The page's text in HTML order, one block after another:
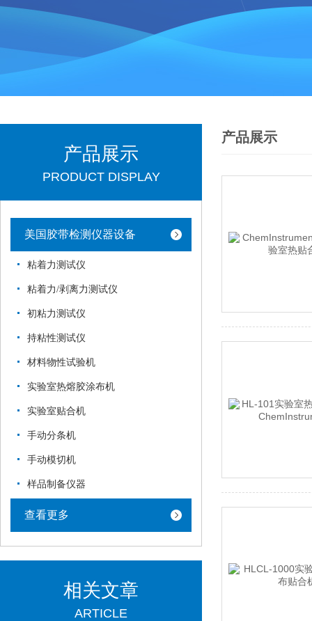
产品展示
PRODUCT DISPLAY
美国胶带检测仪器设备
粘着力测试仪
粘着力/剥离力测试仪
初粘力测试仪
持粘性测试仪
材料物性试验机
实验室热熔胶涂布机
实验室贴合机
手动分条机
手动模切机
样品制备仪器
查看更多
相关文章
ARTICLE
产品展示